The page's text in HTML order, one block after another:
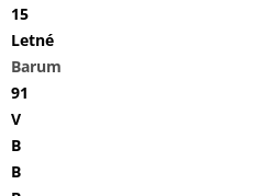
15
Letné
Barum
91
V
B
B